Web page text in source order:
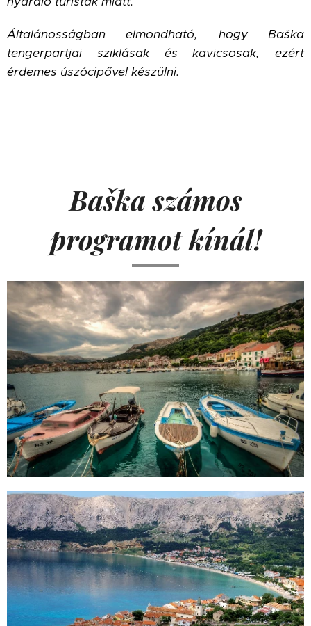
Általánosságban elmondható, hogy Baška
tengerpartjai sziklásak és kavicsosak, ezért
érdemes úszócipővel készülni.
Baška számos
programot kínál!